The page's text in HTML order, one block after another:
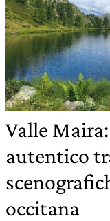
Valle
autentico
occitana